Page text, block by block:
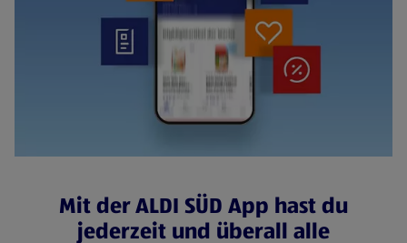
Mit der ALDI SÜD App hast du
jederzeit und überall alle